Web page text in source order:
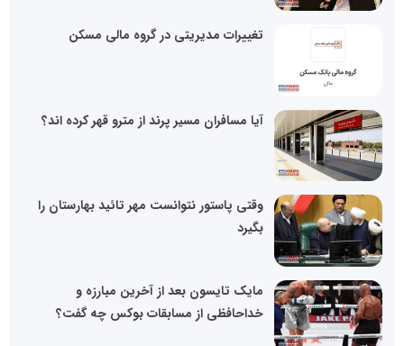
تغییرات مدیریتی در گروه مالی مسکن
آیا مسافران مسیر پرند از مترو قهر کرده اند؟
وقتی پاستور نتوانست مهر تائید بهارستان را
بگیرد
مایک تایسون بعد از آخرین مبارزه و
خداحافظی از مسابقات بوکس چه گفت؟